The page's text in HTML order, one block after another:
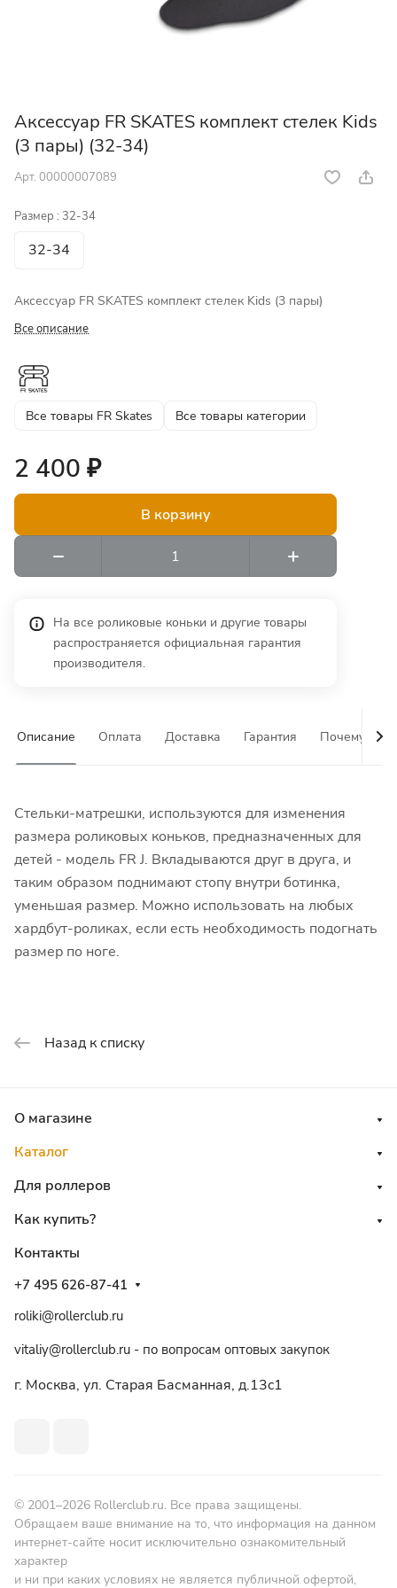
Аксессуар FR SKATES комплект стелек Kids
(3 пары) (32-34)
Арт. 00000007089
Размер : 32-34
32-34
Аксессуар FR SKATES комплект стелек Kids (3 пары)
Все описание
Все товары FR Skates Все товары категории
2 400 ₽
В корзину
На все роликовые коньки и другие товары
распространяется официальная гарантия
производителя.
Описание Оплата Доставка Гарантия Почему у
Стельки-матрешки, используются для изменения
размера роликовых коньков, предназначенных для
детей - модель FR J. Вкладываются друг в друга, и
таким образом поднимают стопу внутри ботинка,
уменьшая размер. Можно использовать на любых
хардбут-роликах, если есть необходимость подогнать
размер по ноге.
Назад к списку
О магазине
Каталог
Для роллеров
Как купить?
Контакты
+7 495 626-87-41
roliki@rollerclub.ru
vitaliy@rollerclub.ru - по вопросам оптовых закупок
г. Москва, ул. Старая Басманная, д.13c1
© 2001–2026 Rollerclub.ru. Все права защищены.
Обращаем ваше внимание на то, что информация на данном
интернет-сайте носит исключительно ознакомительный
характер
и ни при каких условиях не является публичной офертой,